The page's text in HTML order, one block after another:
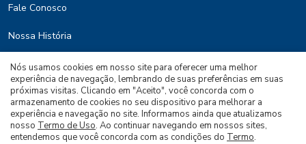
Nós usamos cookies em nosso site para oferecer uma melhor
experiência de navegação, lembrando de suas preferências em suas
próximas visitas. Clicando em "Aceito", você concorda com o
armazenamento de cookies no seu dispositivo para melhorar a
experiência e navegação no site. Informamos ainda que atualizamos
nosso Termo de Uso. Ao continuar navegando em nossos sites,
entendemos que você concorda com as condições do Termo.
Fale Conosco
Nossa História
Termos de Uso e Politica de Privacidade
Brasil Energy
Central de Atendimento